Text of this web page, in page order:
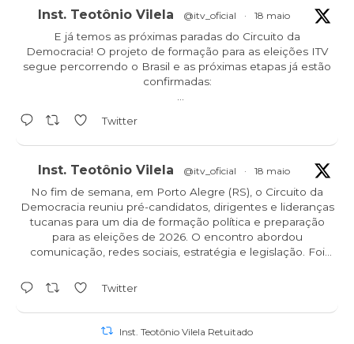
Inst. Teotônio Vilela @itv_oficial · 18 maio
E já temos as próximas paradas do Circuito da
Democracia! O projeto de formação para as eleições ITV
segue percorrendo o Brasil e as próximas etapas já estão
confirmadas:
Mato Grosso - 28/05
Twitter
Inst. Teotônio Vilela @itv_oficial · 18 maio
No fim de semana, em Porto Alegre (RS), o Circuito da
Democracia reuniu pré-candidatos, dirigentes e lideranças
tucanas para um dia de formação política e preparação
para as eleições de 2026. O encontro abordou
comunicação, redes sociais, estratégia e legislação. Foi
Twitter
Inst. Teotônio Vilela Retuitado